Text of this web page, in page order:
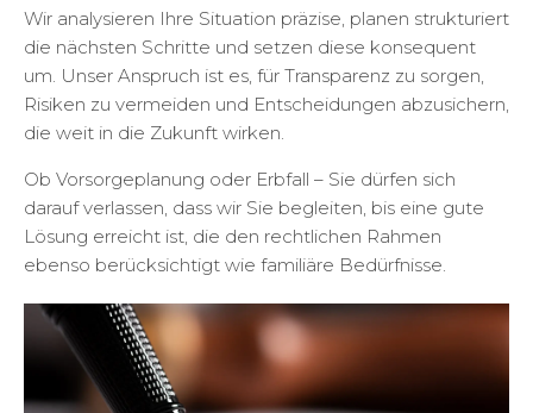
Wir analysieren Ihre Situation präzise, planen strukturiert
die nächsten Schritte und setzen diese konsequent
um. Unser Anspruch ist es, für Transparenz zu sorgen,
Risiken zu vermeiden und Entscheidungen abzusichern,
die weit in die Zukunft wirken.
Ob Vorsorgeplanung oder Erbfall – Sie dürfen sich
darauf verlassen, dass wir Sie begleiten, bis eine gute
Lösung erreicht ist, die den rechtlichen Rahmen
ebenso berücksichtigt wie familiäre Bedürfnisse.